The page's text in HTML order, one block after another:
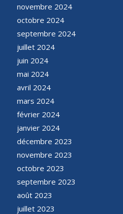
novembre 2024
octobre 2024
septembre 2024
juillet 2024
juin 2024
mai 2024
avril 2024
mars 2024
février 2024
janvier 2024
décembre 2023
novembre 2023
octobre 2023
septembre 2023
août 2023
juillet 2023